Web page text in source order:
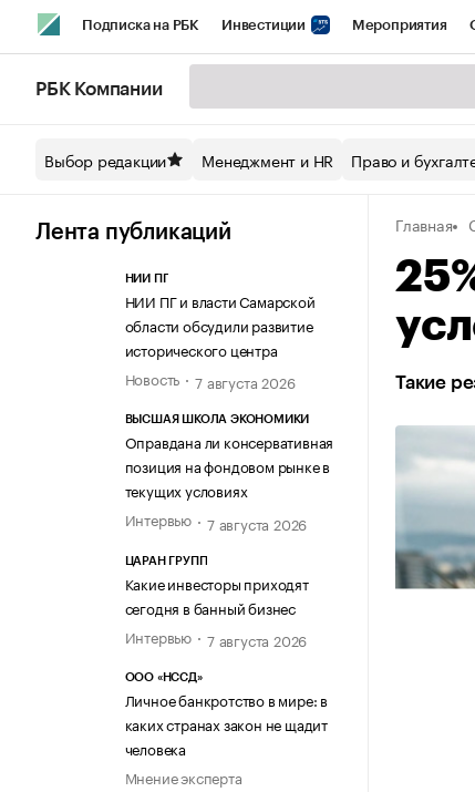
Подписка на РБК Инвестиции Мероприятия
Спецпроекты СПб Конференции СПб
Технологии и медиа Рынок наличной
РБК Компании
Выбор редакции Менеджмент и HR Право и
Лента публикаций
НИИ ПГ
НИИ ПГ и власти Самарской
области обсудили развитие
исторического центра
Новость
7 августа 2026
ВЫСШАЯ ШКОЛА ЭКОНОМИКИ
Оправдана ли консервативная
позиция на фондовом рынке в
текущих условиях
Интервью
7 августа 2026
ЦАРАН ГРУПП
Какие инвесторы приходят
сегодня в банный бизнес
Интервью
7 августа 2026
ООО «НССД»
Личное банкротство в мире: в
каких странах закон не щадит
человека
Мнение эксперта
Главная
Такие